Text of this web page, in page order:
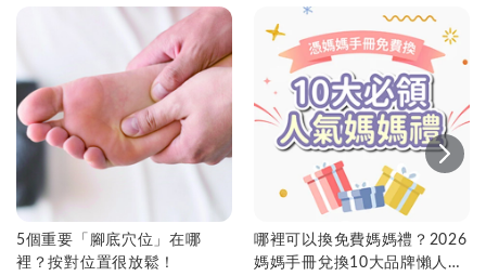
5個重要「腳底穴位」在哪
裡？按對位置很放鬆！
哪裡可以換免費媽媽禮？2026
媽媽手冊兌換10大品牌懶人包